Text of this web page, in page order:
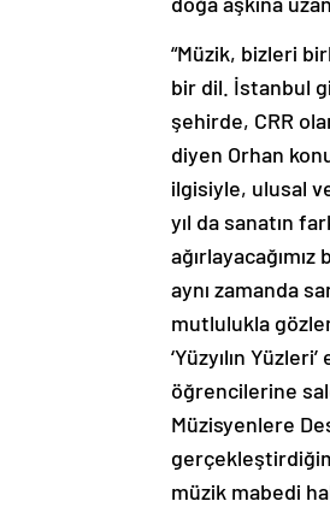
“Müzik, bizleri
bir dil. İstanbul
şehirde, CRR
diyen Orhan
ilgisiyle, ulusal
yıl da sanatın
aynı zamanda
mutlulukla
‘Yüzyılın
öğrencilerine
Müzisyenlere
müzik mabedi